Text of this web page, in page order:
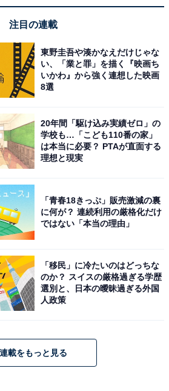
注目の連載
東野圭吾や湊かなえだけじゃな
い、「業と罪」を描く『映画ち
いかわ』から強く連想した映画
8選
20年間「駆け込み実績ゼロ」の
学校も…「こども110番の家」
は本当に必要？ PTAが直面する
理想と現実
「青春18きっぷ」販売激減の裏
に何が？ 連続利用の厳格化だけ
ではない「本当の理由」
「移民」に冷たいのはどっちな
のか？ スイスの厳格過ぎる学歴
選別と、日本の曖昧過ぎる外国
人政策
連載をもっと見る